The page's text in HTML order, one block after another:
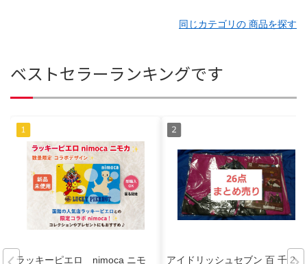
同じカテゴリの 商品を探す
ベストセラーランキングです
ラッキーピエロ nimoca ニモ アイドリッシュセブン 百 千 26